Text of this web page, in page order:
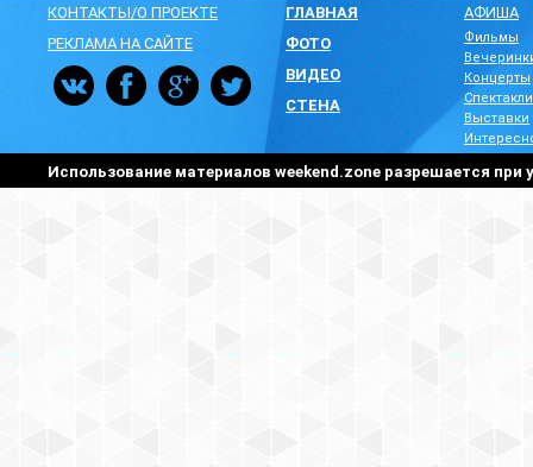
КОНТАКТЫ/О ПРОЕКТЕ
РЕКЛАМА НА САЙТЕ
ГЛАВНАЯ
ФОТО
ВИДЕО
СТЕНА
АФИША
Фильмы
Концерты
Спектакли
Выставки
Использование материалов weekend.zone разрешается